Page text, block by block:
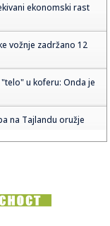
ekonomski rast
vožnje zadržano 12
u koferu: Onda je
na Tajlandu oružje
je njegova bivša